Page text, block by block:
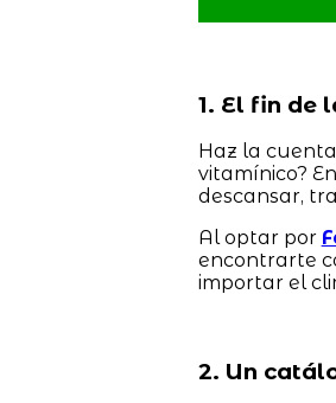
1. El fin de
Haz la
vitamínico?
descansar,
Al optar por
encontrarte
importar el
2. Un